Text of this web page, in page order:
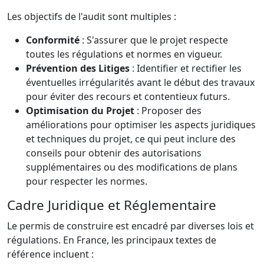
Les objectifs de l'audit sont multiples :
Conformité : S'assurer que le projet respecte
toutes les régulations et normes en vigueur.
Prévention des Litiges : Identifier et rectifier les
éventuelles irrégularités avant le début des travaux
pour éviter des recours et contentieux futurs.
Optimisation du Projet : Proposer des
améliorations pour optimiser les aspects juridiques
et techniques du projet, ce qui peut inclure des
conseils pour obtenir des autorisations
supplémentaires ou des modifications de plans
pour respecter les normes.
Cadre Juridique et Réglementaire
Le permis de construire est encadré par diverses lois et
régulations. En France, les principaux textes de
référence incluent :